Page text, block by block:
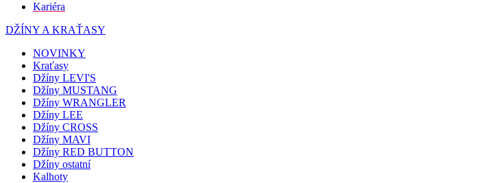
Kariéra
DŽÍNY A KRAŤASY
NOVINKY
Kraťasy
Džíny LEVI'S
Džíny MUSTANG
Džíny WRANGLER
Džíny LEE
Džíny CROSS
Džíny MAVI
Džíny RED BUTTON
Džíny ostatní
Kalhoty